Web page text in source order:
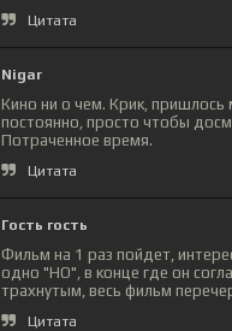
Цитата
Nigar
Кино ни о чем. Крик, пришлось
постоянно, просто чтобы
Потраченное время.
Цитата
Гость гость
Фильм на 1 раз пойдет,
одно "НО", в конце где он
трахнутым, весь фильм
Цитата